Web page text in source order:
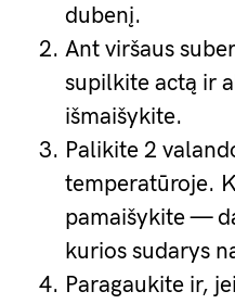
dubenį.
Ant viršaus
supilkite actą ir
išmaišykite.
Palikite 2
temperatūroje.
pamaišykite —
kurios sudarys
Paragaukite ir,